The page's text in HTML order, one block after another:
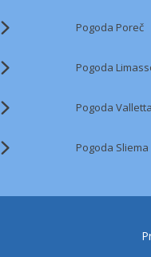
Pogoda Poreč
Pogoda
Pogoda Valletta
Pogoda Sliema